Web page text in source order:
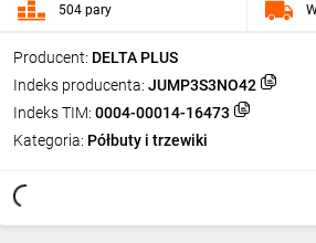
Producent: DELTA PLUS
Indeks producenta: JUMP3S3NO42
Indeks TIM: 0004-00014-16473
Kategoria: Półbuty i trzewiki
504 pary